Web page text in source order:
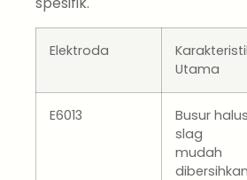
Elektroda
Utama
E6013
Busur
slag
mudah
dibersihkan